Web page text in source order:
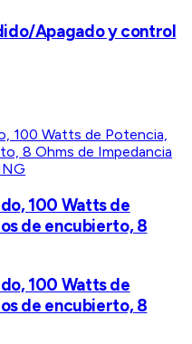
Apagado y control
100 Watts de
de encubierto, 8
100 Watts de
de encubierto, 8